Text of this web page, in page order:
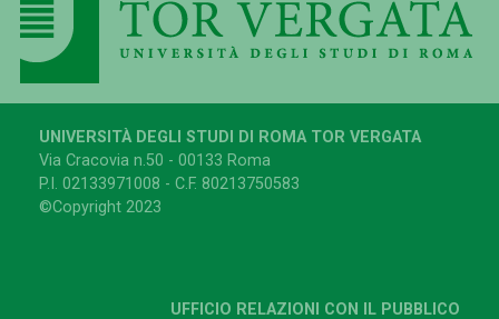
UNIVERSITÀ DEGLI STUDI DI ROMA TOR VERGATA
Via Cracovia n.50 - 00133 Roma
P.I. 02133971008 - C.F. 80213750583
©Copyright 2023
UFFICIO RELAZIONI CON IL PUBBLICO